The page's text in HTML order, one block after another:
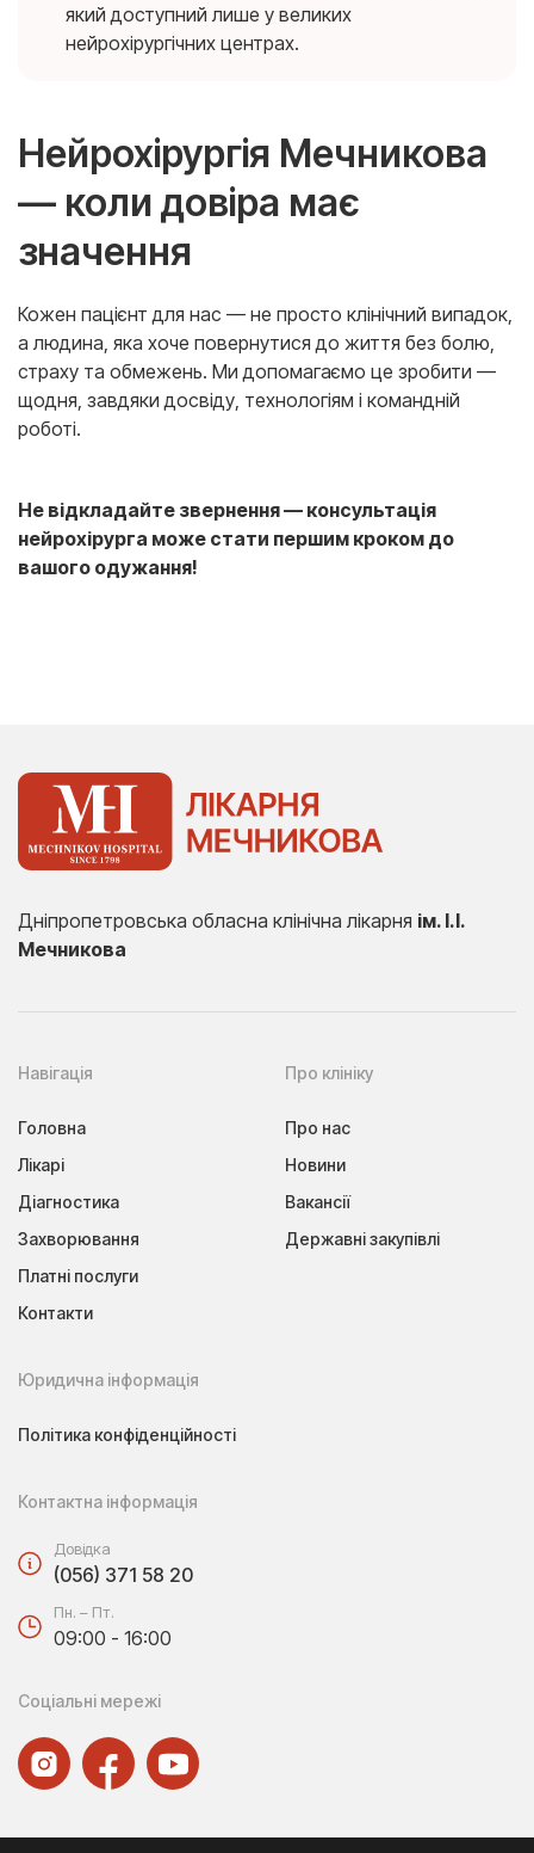
який доступний лише у великих
нейрохірургічних центрах.
Нейрохірургія Мечникова
— коли довіра має
значення
Кожен пацієнт для нас — не просто клінічний випадок,
а людина, яка хоче повернутися до життя без болю,
страху та обмежень. Ми допомагаємо це зробити —
щодня, завдяки досвіду, технологіям і командній
роботі.
Не відкладайте звернення — консультація
нейрохірурга може стати першим кроком до
вашого одужання!
Дніпропетровська обласна клінічна лікарня ім. І.І.
Мечникова
Навігація
Головна
Лікарі
Діагностика
Захворювання
Платні послуги
Контакти
Про клініку
Про нас
Новини
Вакансії
Державні закупівлі
Юридична інформація
Політика конфіденційності
Контактна інформація
Довідка
(056) 371 58 20
Пн. – Пт.
09:00 - 16:00
Соціальні мережі